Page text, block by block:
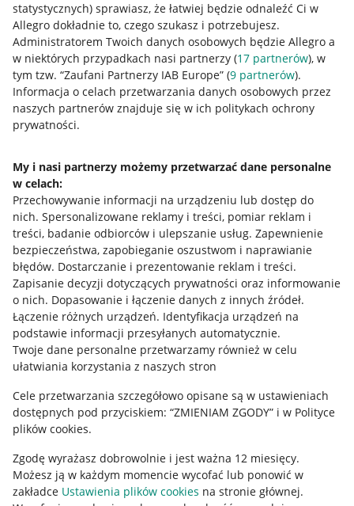
statystycznych) sprawiasz, że łatwiej będzie odnaleźć Ci w
Allegro dokładnie to, czego szukasz i potrzebujesz.
Administratorem Twoich danych osobowych będzie Allegro a
w niektórych przypadkach nasi partnerzy (17 partnerów), w
tym tzw. “Zaufani Partnerzy IAB Europe” (9 partnerów).
Informacja o celach przetwarzania danych osobowych przez
naszych partnerów znajduje się w ich politykach ochrony
prywatności.
My i nasi partnerzy możemy przetwarzać dane personalne
w celach:
Przechowywanie informacji na urządzeniu lub dostęp do
nich. Spersonalizowane reklamy i treści, pomiar reklam i
treści, badanie odbiorców i ulepszanie usług. Zapewnienie
bezpieczeństwa, zapobieganie oszustwom i naprawianie
błędów. Dostarczanie i prezentowanie reklam i treści.
Zapisanie decyzji dotyczących prywatności oraz informowanie
o nich. Dopasowanie i łączenie danych z innych źródeł.
Łączenie różnych urządzeń. Identyfikacja urządzeń na
podstawie informacji przesyłanych automatycznie.
Twoje dane personalne przetwarzamy również w celu
ułatwiania korzystania z naszych stron
Cele przetwarzania szczegółowo opisane są w ustawieniach
dostępnych pod przyciskiem: “ZMIENIAM ZGODY” i w Polityce
plików cookies.
Zgodę wyrażasz dobrowolnie i jest ważna 12 miesięcy.
Możesz ją w każdym momencie wycofać lub ponowić w
zakładce Ustawienia plików cookies na stronie głównej.
Przydatne informacje
Jak to działa
Allegro Gadane dla sprzedających
Allegro Gadane dla kupujących
Mapa miejscowości
Informacje prawne
Regulamin
Polityka plików "cookies"
Ustawienia plików "cookies"
Udostępnianie lokalizacji
Informacje dla Aktu o Usługach Cyfrowych
Pobierz aplikację